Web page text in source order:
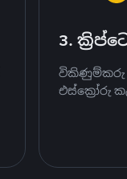
3.
විකිණුම්කරු
එස්ක්‍රෝරු